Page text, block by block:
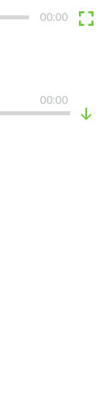
00:00
00:00